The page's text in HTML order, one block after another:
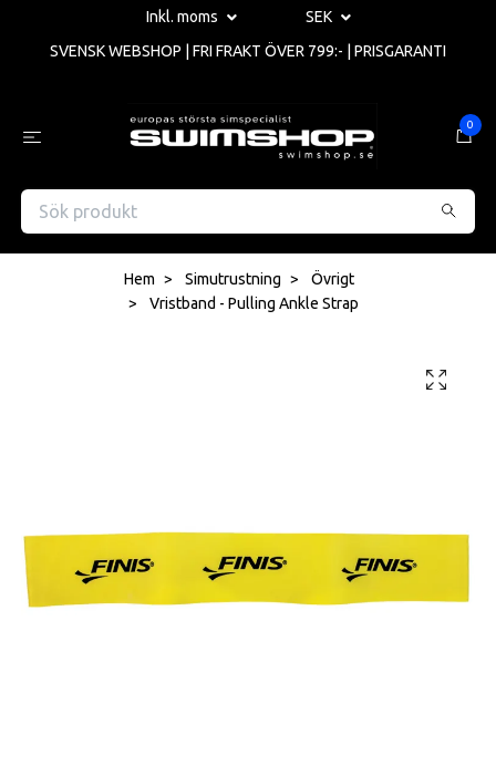
Inkl. moms
SEK
SVENSK WEBSHOP | FRI FRAKT ÖVER 799:- | PRISGARANTI
0
Hem Simutrustning
Övrigt
Vristband - Pulling Ankle Strap